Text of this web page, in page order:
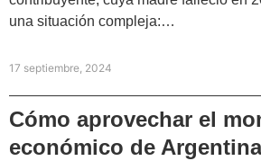
una situación compleja:…
17 septiembre, 2024
Cómo aprovechar el
económico de